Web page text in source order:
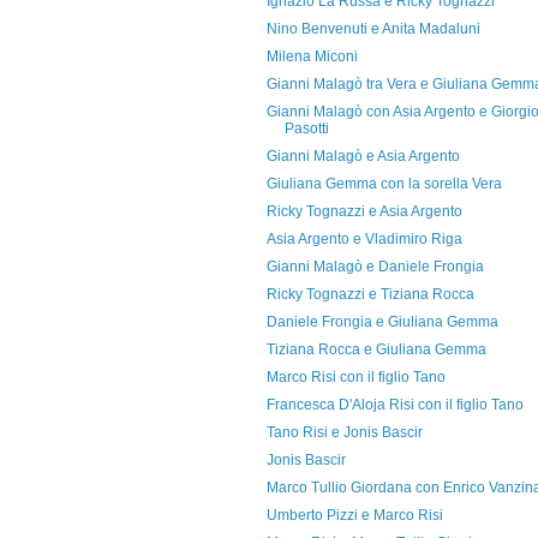
Nino Benvenuti e Anita Madaluni
Milena Miconi
Gianni Malagò tra Vera e Giuliana
Gianni Malagò con Asia Argento e Giorgio
Pasotti
Gianni Malagò e Asia Argento
Giuliana Gemma con la sorella Vera
Ricky Tognazzi e Asia Argento
Asia Argento e Vladimiro Riga
Gianni Malagò e Daniele Frongia
Ricky Tognazzi e Tiziana Rocca
Daniele Frongia e Giuliana Gemma
Tiziana Rocca e Giuliana Gemma
Marco Risi con il figlio Tano
Francesca D'Aloja Risi con il figlio Tano
Tano Risi e Jonis Bascir
Jonis Bascir
Marco Tullio Giordana con Enrico
Umberto Pizzi e Marco Risi